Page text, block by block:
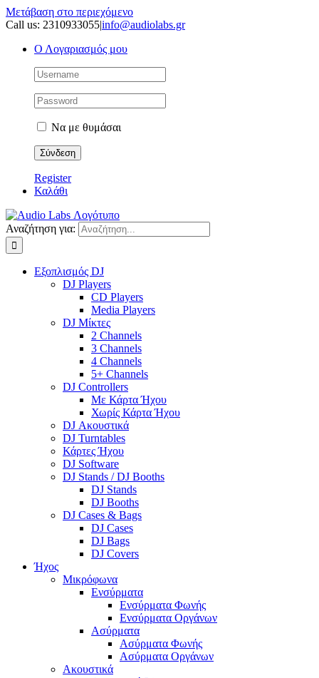
Μετάβαση στο περιεχόμενο
Call us: 2310933055|info@audiolabs.gr
Ο Λογαριασμός μου
Να με θυμάσαι
Register
Καλάθι
Αναζήτηση για:
Εξοπλισμός DJ
DJ Players
CD Players
Media Players
DJ Μίκτες
2 Channels
3 Channels
4 Channels
5+ Channels
DJ Controllers
Με Κάρτα Ήχου
Χωρίς Κάρτα Ήχου
DJ Ακουστικά
DJ Turntables
Κάρτες Ήχου
DJ Software
DJ Stands / DJ Booths
DJ Stands
DJ Booths
DJ Cases & Bags
DJ Cases
DJ Bags
DJ Covers
Ήχος
Μικρόφωνα
Ενσύρματα
Ενσύρματα Φωνής
Ενσύρματα Οργάνων
Ασύρματα
Ασύρματα Φωνής
Ασύρματα Οργάνων
Ακουστικά